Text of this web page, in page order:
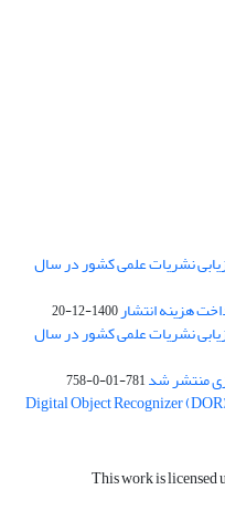
نشریات علمی کشور در سال
هزینه انتشار1400-12-20
نشریات علمی کشور در سال
781-01-0-758
This work is licensed